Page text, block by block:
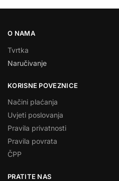
O NAMA
Tvrtka
Naručivanje
KORISNE POVEZNICE
Načini plaćanja
Uvjeti poslovanja
Pravila privatnosti
Pravila povrata
ČPP
PRATITE NAS